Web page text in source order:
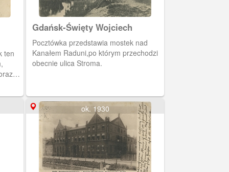
gdański zieleniec.
ten
Gdańsk-Święty Wojciech
Pocztówka przedstawia mostek nad
Kanałem Raduni,po którym przechodzi
obecnie ulica Stroma.
ok. 1930